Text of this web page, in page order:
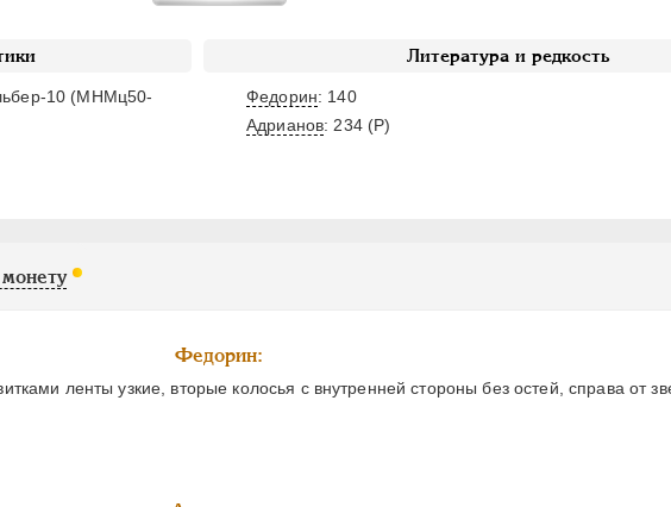
10 (МНМц50-
Литература и редкость
Федорин: 140
Адрианов: 234 (Р)
Федорин:
ленты узкие, вторые колосья с внутренней стороны без остей, справа от